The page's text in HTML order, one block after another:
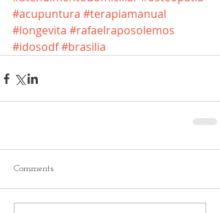
#acupuntura #terapiamanual
#longevita #rafaelraposolemos
#idosodf#brasilia
Comments